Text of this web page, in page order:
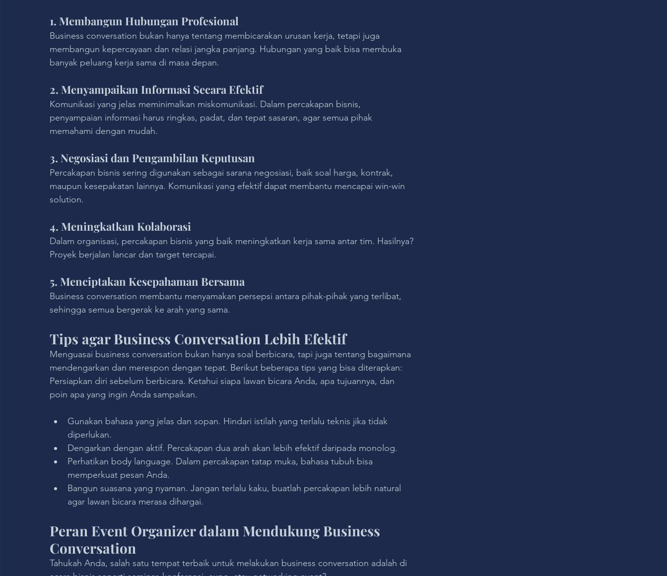
1. Membangun Hubungan Profesional
Business conversation bukan hanya tentang membicarakan urusan kerja, tetapi juga
membangun kepercayaan dan relasi jangka panjang. Hubungan yang baik bisa membuka
banyak peluang kerja sama di masa depan.
2. Menyampaikan Informasi Secara Efektif
Komunikasi yang jelas meminimalkan miskomunikasi. Dalam percakapan bisnis,
penyampaian informasi harus ringkas, padat, dan tepat sasaran, agar semua pihak
memahami dengan mudah.
3. Negosiasi dan Pengambilan Keputusan
Percakapan bisnis sering digunakan sebagai sarana negosiasi, baik soal harga, kontrak,
maupun kesepakatan lainnya. Komunikasi yang efektif dapat membantu mencapai win-win
solution.
4. Meningkatkan Kolaborasi
Dalam organisasi, percakapan bisnis yang baik meningkatkan kerja sama antar tim. Hasilnya?
Proyek berjalan lancar dan target tercapai.
5. Menciptakan Kesepahaman Bersama
Business conversation membantu menyamakan persepsi antara pihak-pihak yang terlibat,
sehingga semua bergerak ke arah yang sama.
Tips agar Business Conversation Lebih Efektif
Menguasai business conversation bukan hanya soal berbicara, tapi juga tentang bagaimana
mendengarkan dan merespon dengan tepat. Berikut beberapa tips yang bisa diterapkan:
Persiapkan diri sebelum berbicara. Ketahui siapa lawan bicara Anda, apa tujuannya, dan
poin apa yang ingin Anda sampaikan.
Gunakan bahasa yang jelas dan sopan. Hindari istilah yang terlalu teknis jika tidak
diperlukan.
Dengarkan dengan aktif. Percakapan dua arah akan lebih efektif daripada monolog.
Perhatikan body language. Dalam percakapan tatap muka, bahasa tubuh bisa
memperkuat pesan Anda.
Bangun suasana yang nyaman. Jangan terlalu kaku, buatlah percakapan lebih natural
agar lawan bicara merasa dihargai.
Peran Event Organizer dalam Mendukung Business
Conversation
Tahukah Anda, salah satu tempat terbaik untuk melakukan business conversation adalah di